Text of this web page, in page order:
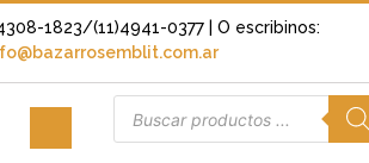
1823/(11)4941-0377
| O escribinos: